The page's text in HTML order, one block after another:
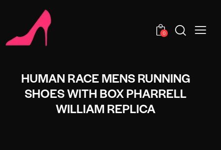
0
HUMAN RACE MENS RUNNING
SHOES WITH BOX PHARRELL
WILLIAM REPLICA